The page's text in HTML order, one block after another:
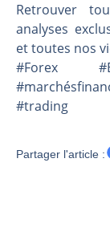
Retrouver
analyses
et toutes nos
#Forex
#trading
Partager l'article :